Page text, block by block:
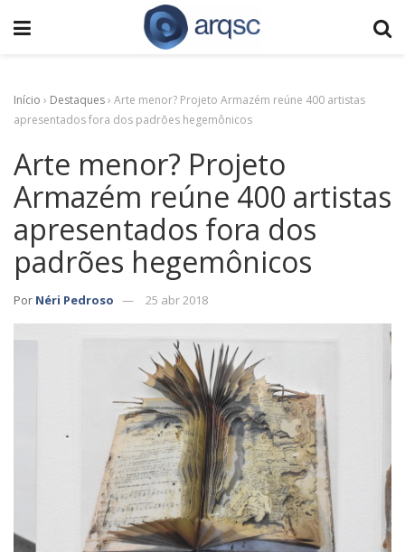
Início › Destaques› Arte menor? Projeto Armazém reúne 400 artistas
apresentados fora dos padrões hegemônicos
Arte menor? Projeto
Armazém reúne 400 artistas
apresentados fora dos
padrões hegemônicos
Por Néri Pedroso 25 abr 2018